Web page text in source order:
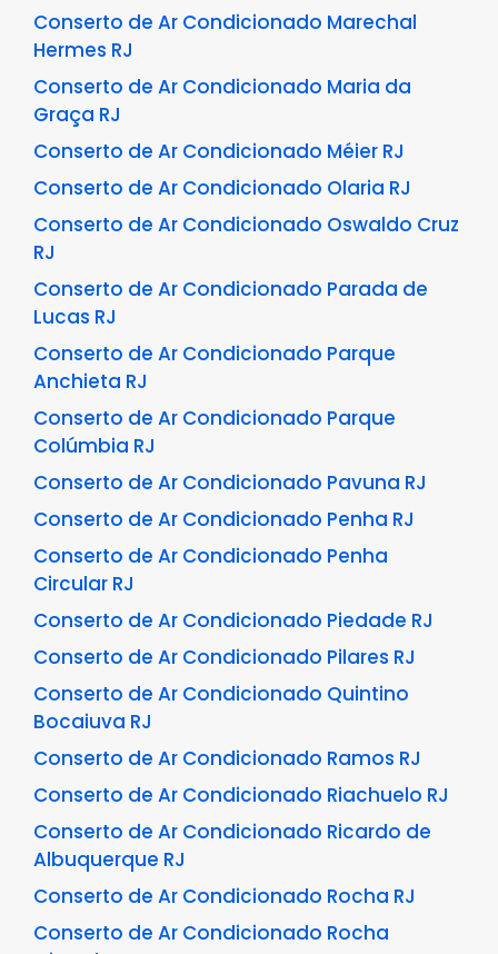
Conserto de Ar Condicionado Marechal
Hermes RJ
Conserto de Ar Condicionado Maria da
Graça RJ
Conserto de Ar Condicionado Méier RJ
Conserto de Ar Condicionado Olaria RJ
Conserto de Ar Condicionado Oswaldo Cruz
RJ
Conserto de Ar Condicionado Parada de
Lucas RJ
Conserto de Ar Condicionado Parque
Anchieta RJ
Conserto de Ar Condicionado Parque
Colúmbia RJ
Conserto de Ar Condicionado Pavuna RJ
Conserto de Ar Condicionado Penha RJ
Conserto de Ar Condicionado Penha
Circular RJ
Conserto de Ar Condicionado Piedade RJ
Conserto de Ar Condicionado Pilares RJ
Conserto de Ar Condicionado Quintino
Bocaiuva RJ
Conserto de Ar Condicionado Ramos RJ
Conserto de Ar Condicionado Riachuelo RJ
Conserto de Ar Condicionado Ricardo de
Albuquerque RJ
Conserto de Ar Condicionado Rocha RJ
Conserto de Ar Condicionado Rocha